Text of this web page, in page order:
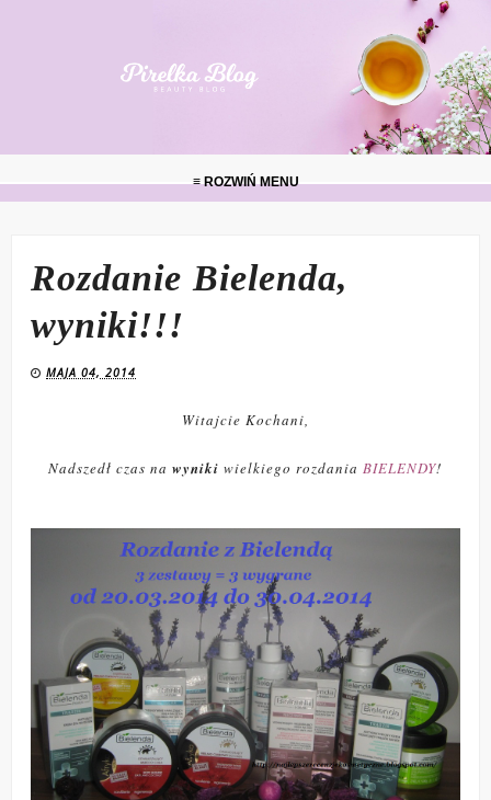
≡ ROZWIŃ MENU
Rozdanie Bielenda,
wyniki!!!
MAJA 04, 2014
Witajcie Kochani,
Nadszedł czas nawyniki wielkiego rozdaniaBIELENDY!